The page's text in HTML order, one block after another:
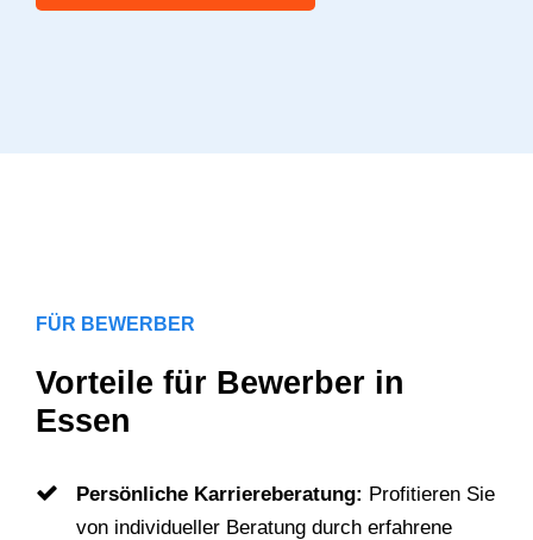
FÜR BEWERBER
Vorteile für Bewerber in
Essen
Persönliche Karriereberatung: Profitieren Sie
von individueller Beratung durch erfahrene